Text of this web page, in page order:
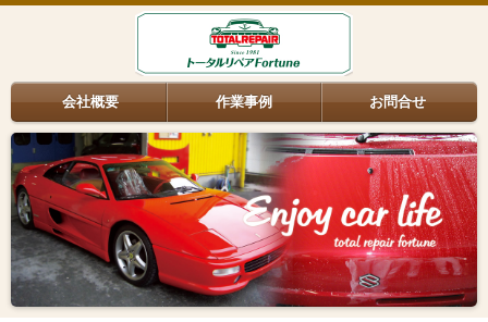
会社概要 作業事例 お問合せ